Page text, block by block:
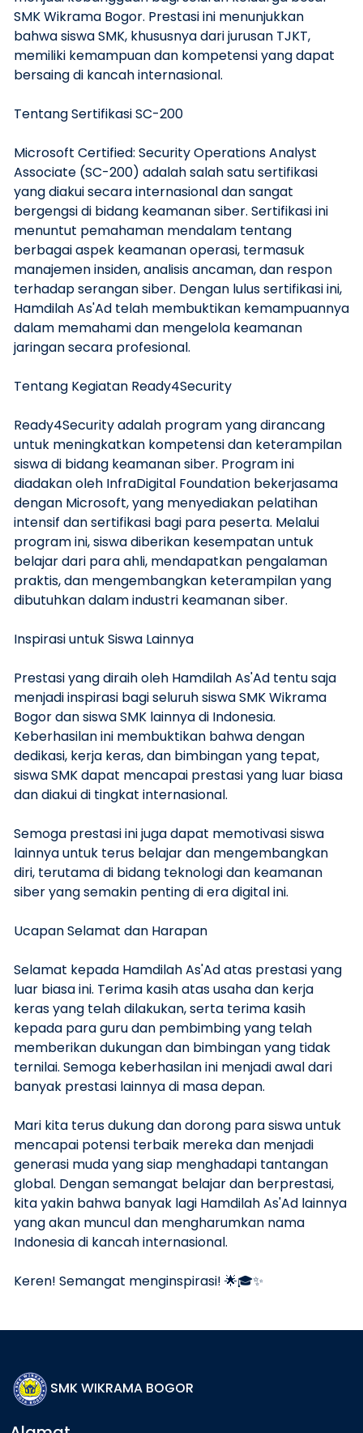
SMK Wikrama Bogor. Prestasi ini menunjukkan
bahwa siswa SMK, khususnya dari jurusan TJKT,
memiliki kemampuan dan kompetensi yang dapat
bersaing di kancah internasional.
Tentang Sertifikasi SC-200
Microsoft Certified: Security Operations Analyst
Associate (SC-200) adalah salah satu sertifikasi
yang diakui secara internasional dan sangat
bergengsi di bidang keamanan siber. Sertifikasi ini
menuntut pemahaman mendalam tentang
berbagai aspek keamanan operasi, termasuk
manajemen insiden, analisis ancaman, dan respon
terhadap serangan siber. Dengan lulus sertifikasi ini,
Hamdilah As'Ad telah membuktikan kemampuannya
dalam memahami dan mengelola keamanan
jaringan secara profesional.
Tentang Kegiatan Ready4Security
Ready4Security adalah program yang dirancang
untuk meningkatkan kompetensi dan keterampilan
siswa di bidang keamanan siber. Program ini
diadakan oleh InfraDigital Foundation bekerjasama
dengan Microsoft, yang menyediakan pelatihan
intensif dan sertifikasi bagi para peserta. Melalui
program ini, siswa diberikan kesempatan untuk
belajar dari para ahli, mendapatkan pengalaman
praktis, dan mengembangkan keterampilan yang
dibutuhkan dalam industri keamanan siber.
Inspirasi untuk Siswa Lainnya
Prestasi yang diraih oleh Hamdilah As'Ad tentu saja
menjadi inspirasi bagi seluruh siswa SMK Wikrama
Bogor dan siswa SMK lainnya di Indonesia.
Keberhasilan ini membuktikan bahwa dengan
dedikasi, kerja keras, dan bimbingan yang tepat,
siswa SMK dapat mencapai prestasi yang luar biasa
dan diakui di tingkat internasional.
Semoga prestasi ini juga dapat memotivasi siswa
lainnya untuk terus belajar dan mengembangkan
diri, terutama di bidang teknologi dan keamanan
siber yang semakin penting di era digital ini.
Ucapan Selamat dan Harapan
Selamat kepada Hamdilah As'Ad atas prestasi yang
luar biasa ini. Terima kasih atas usaha dan kerja
keras yang telah dilakukan, serta terima kasih
kepada para guru dan pembimbing yang telah
memberikan dukungan dan bimbingan yang tidak
ternilai. Semoga keberhasilan ini menjadi awal dari
banyak prestasi lainnya di masa depan.
Mari kita terus dukung dan dorong para siswa untuk
mencapai potensi terbaik mereka dan menjadi
generasi muda yang siap menghadapi tantangan
global. Dengan semangat belajar dan berprestasi,
kita yakin bahwa banyak lagi Hamdilah As'Ad lainnya
yang akan muncul dan mengharumkan nama
Indonesia di kancah internasional.
Keren! Semangat menginspirasi! 🌟🎓✨
SMK WIKRAMA BOGOR